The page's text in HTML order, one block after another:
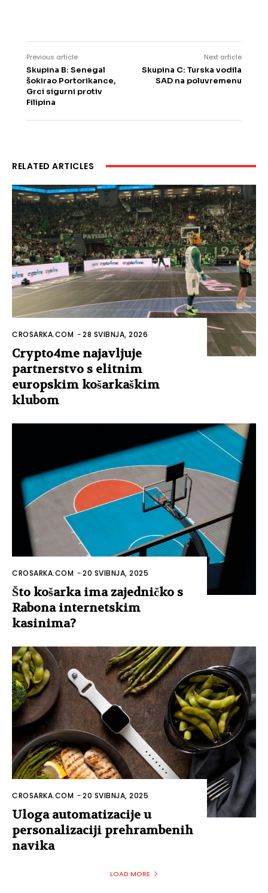
Previous article
Skupina B: Senegal
šokirao Portorikance,
Grci sigurni protiv
Filipina
Next article
Skupina C: Turska vodila
SAD na poluvremenu
RELATED ARTICLES
CROSARKA.COM -28 SVIBNJA, 2026
Crypto4me najavljuje
partnerstvo s elitnim
europskim košarkaškim
klubom
CROSARKA.COM -20 SVIBNJA, 2025
Što košarka ima zajedničko s
Rabona internetskim
kasinima?
CROSARKA.COM -20 SVIBNJA, 2025
Uloga automatizacije u
personalizaciji prehrambenih
navika
LOAD MORE